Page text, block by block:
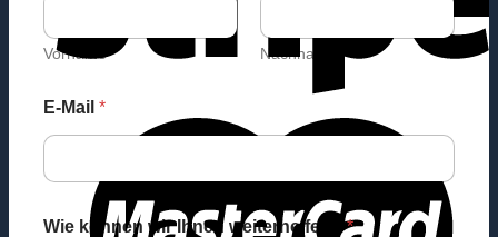
Vorname Nachname
E-Mail *
Wie können wir Ihnen weiterhelfen?*